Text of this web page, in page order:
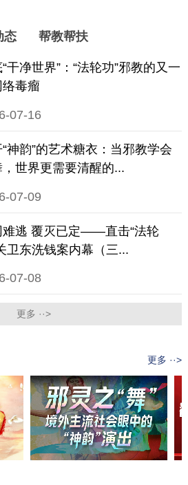
态 帮教帮扶
干净世界”：“法轮功”邪教的又一
络毒瘤
07-16
神韵”的艺术糖衣：当邪教学会
，世界更需要清醒的...
07-09
难逃 覆灭已定——直击“法轮
卫东洗钱案内幕（三...
07-08
更多 ··>
更多 ··>